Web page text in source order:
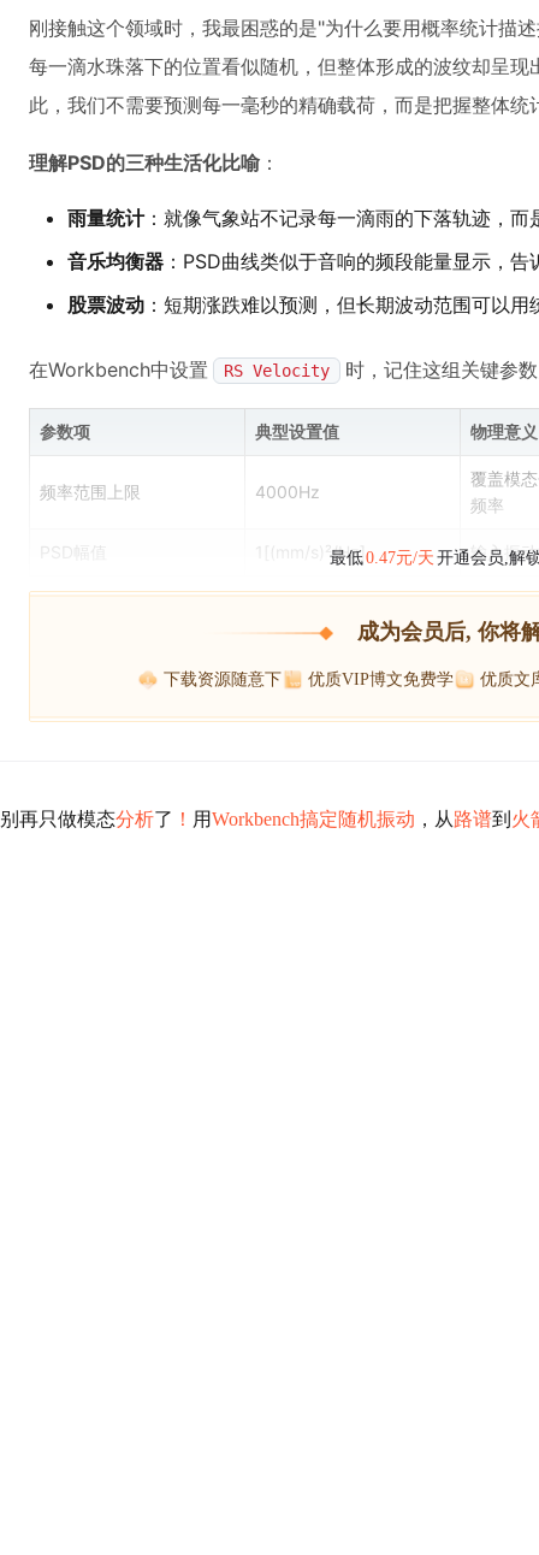
刚接触这个领域时，我最困惑的是"为什么要用概率统计
每一滴水珠落下的位置看似随机，但整体形成的波纹却呈
此，我们不需要预测每一毫秒的精确载荷，而是把握整体统
理解PSD的三种生活化比喻 ：
雨量统计：就像气象站不记录每一滴雨的下落轨迹，
音乐均衡器 ：PSD曲线类似于音响的频段能量显示，
股票波动 ：短期涨跌难以预测，但长期波动范围可以用
在Workbench中设置 RS Velocity 时，记住这组关键参
参数项 典型设置值 物理意义
频率范围上限 4000Hz
覆盖模
频率
PSD幅值 1[(mm/s)²/Hz] 输入振
最低0.47元/天 开通会员,解
成为会员后, 你将
下载资源随意下 优质VIP博文免费学 优质文
别再只做模态分析了 ！ 用Workbench搞定随机振动 ，从路谱到 火